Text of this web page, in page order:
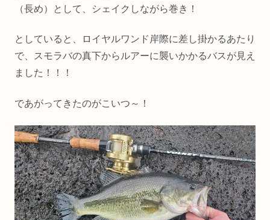
（長め）として、シェイクしながら巻き！
としていると、ロイヤルワンド岸際に差し掛かるあたり
で、スモラバの真下からルアーに襲いかかるバスが見え
ました！！！
であがってきたのがこいつ～！